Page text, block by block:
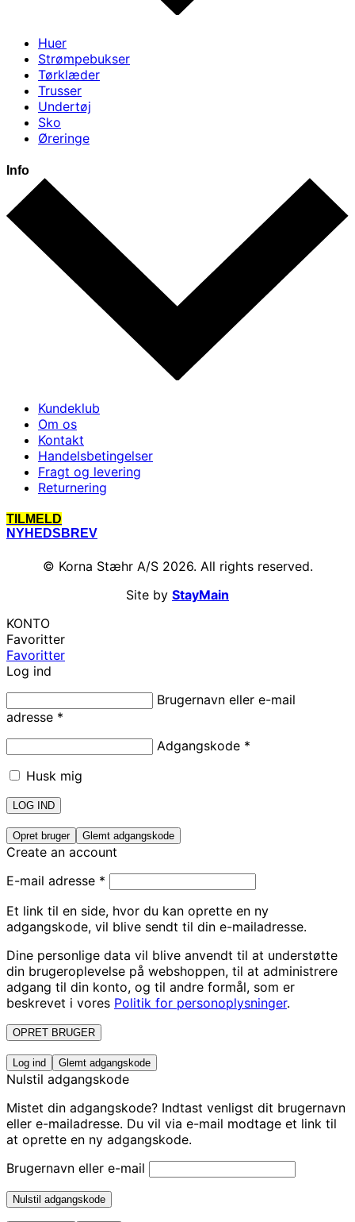
Huer
Strømpebukser
Tørklæder
Trusser
Undertøj
Sko
Øreringe
Info
Kundeklub
Om os
Kontakt
Handelsbetingelser
Fragt og levering
Returnering
TILMELD
NYHEDSBREV
© Korna Stæhr A/S 2026. All rights reserved.
Site by StayMain
KONTO
Favoritter
Favoritter
Log ind
Brugernavn eller e-mail
adresse *
Adgangskode *
Husk mig
LOG IND
Opret bruger Glemt adgangskode
Create an account
E-mail adresse *
Et link til en side, hvor du kan oprette en ny
adgangskode, vil blive sendt til din e-mailadresse.
Dine personlige data vil blive anvendt til at understøtte
din brugeroplevelse på webshoppen, til at administrere
adgang til din konto, og til andre formål, som er
beskrevet i vores Politik for personoplysninger.
OPRET BRUGER
Log ind Glemt adgangskode
Nulstil adgangskode
Mistet din adgangskode? Indtast venligst dit brugernavn
eller e-mailadresse. Du vil via e-mail modtage et link til
at oprette en ny adgangskode.
Brugernavn eller e-mail
Nulstil adgangskode